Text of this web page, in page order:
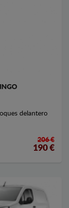
delantero
206 €
190 €